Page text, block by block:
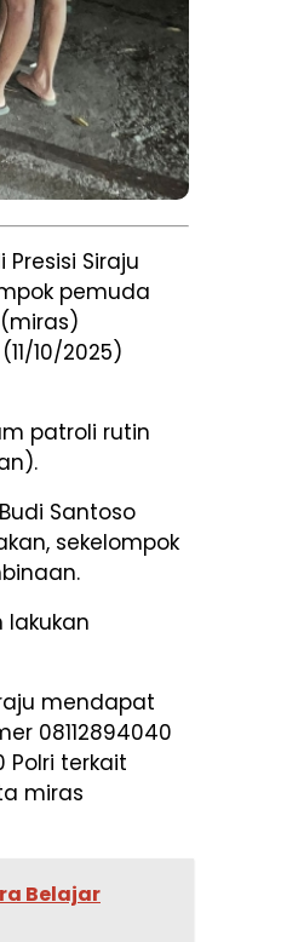
Presisi Siraju
pemuda
10/2025)
patroli rutin
Santoso
sekelompok
lakukan
mendapat
08112894040
Polri terkait
miras
Belajar